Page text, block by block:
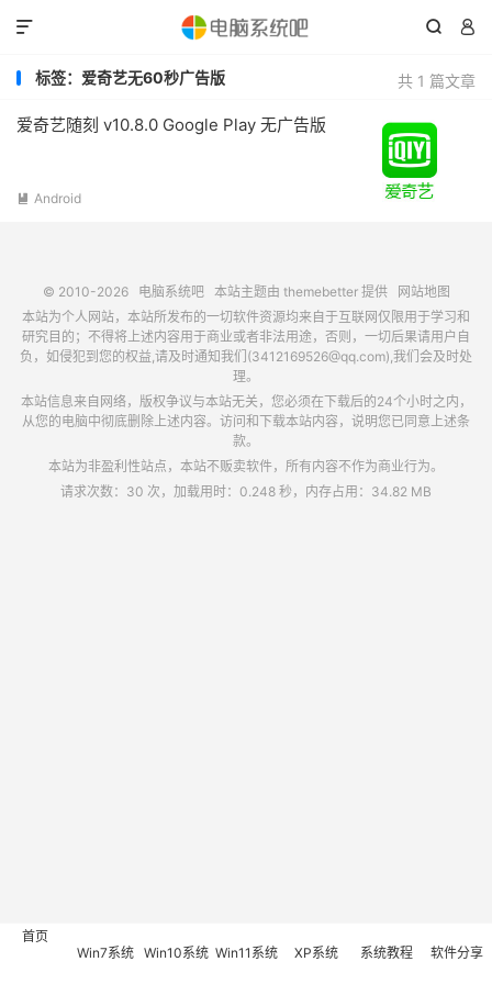
 

共 1 篇文章
标签：爱奇艺无60秒广告版
爱奇艺随刻 v10.8.0 Google Play 无广告版
 Android
© 2010-2026 电脑系统吧本站主题由 themebetter提供
网站地图
本站为个人网站，本站所发布的一切软件资源均来自于互联网仅限用于学习和
研究目的；不得将上述内容用于商业或者非法用途，否则，一切后果请用户自
负，如侵犯到您的权益,请及时通知我们(3412169526@qq.com),我们会及时处
理。
本站信息来自网络，版权争议与本站无关，您必须在下载后的24个小时之内，
从您的电脑中彻底删除上述内容。访问和下载本站内容，说明您已同意上述条
款。
本站为非盈利性站点，本站不贩卖软件，所有内容不作为商业行为。
请求次数：30 次，加载用时：0.248 秒，内存占用：34.82 MB
首页
Win7系统 Win10系统 Win11系统 XP系统 系统教程 软件分享